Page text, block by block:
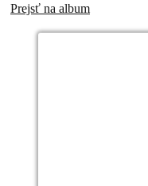
Prejsť na album